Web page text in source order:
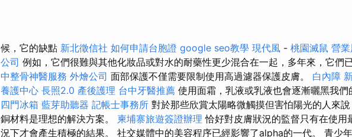
候，它的缺點 新北徵信社 如何申請台胞證 google seo教學 現代風 - 桃園滅鼠 營
公司 例如，它們很難與其他化妝品或對水的耐藥性更少混合在一起，多年來，它們
中整骨神醫服務 外燴公司 面部保護不僅需要限制使用高過濾器保護皮膚。 白內障
養護中心 長照2.0 產後護理 台中牙醫推薦 使用面霜，乳液或乳液也會逐漸曬黑我們
四門冰箱 藍芽助聽器 記帳士事務所 對於那些欣賞太陽略微觸摸但害怕陽光的人來
銅材料是理想的解決方案。 柬埔寨旅遊簽證辦理 恰好對皮膚狀況的監督只有在使用
況下才會產生積極的結果。 社交媒體中的美容程序已經影響了alpha的一代。 青少